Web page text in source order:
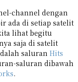
channel dengan
ada di setiap satelit
lihat begitu
saja di satelit
saluran Hits
saluran dibawah
.